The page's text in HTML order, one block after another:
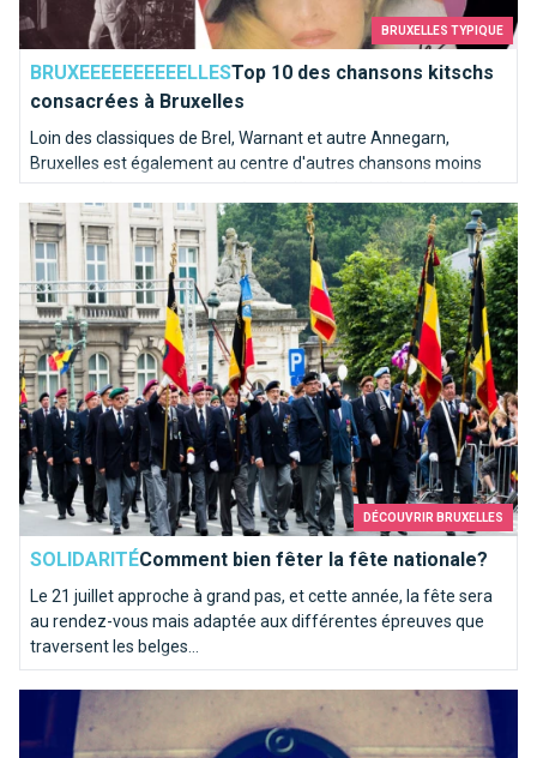
BRUXELLES TYPIQUE
BRUXEEEEEEEEEELLESTop 10 des chansons kitschs
consacrées à Bruxelles
Loin des classiques de Brel, Warnant et autre Annegarn,
Bruxelles est également au centre d'autres chansons moins
connues. Nous avons poussé une pièce dans le juke-box de la
capitale de l'Europe pour en sortir les mélodies les plus kitschs.
DÉCOUVRIR BRUXELLES
SOLIDARITÉComment bien fêter la fête nationale?
Le 21 juillet approche à grand pas, et cette année, la fête sera
au rendez-vous mais adaptée aux différentes épreuves que
traversent les belges...
Comment bien fêter la fête nationale?
Paris, c’est Bruxelles : la preuve !